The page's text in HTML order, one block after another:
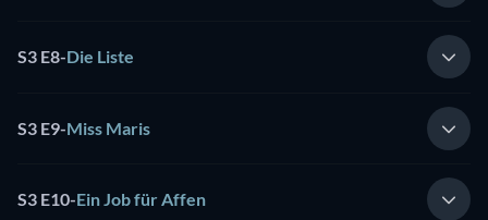
S3 E8-Die Liste
S3 E9-Miss Maris
S3 E10-Ein Job für Affen